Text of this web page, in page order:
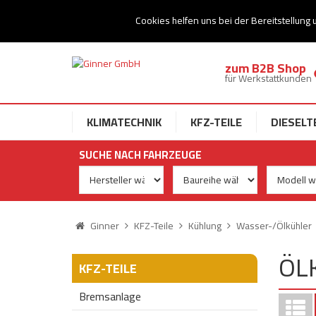
Cookies helfen uns bei der Bereitstellung
Ihr Speziallist für Dieseltechnik
zum B2B Shop
für Werkstattkunden
KLIMATECHNIK KFZ-TEILE
SUCHE NACH FAHRZEUGE
Ginner KFZ-Teile Kühlung Wasser-/Ölkühler
KFZ-TEILE
Bremsanlage